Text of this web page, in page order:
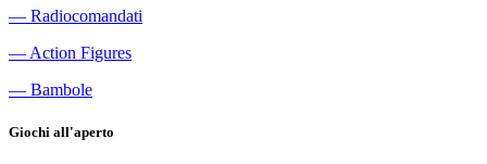
― Radiocomandati
― Action Figures
― Bambole
Giochi all'aperto